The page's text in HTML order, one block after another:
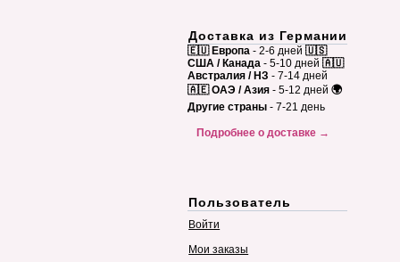
Доставка из Германии
🇪🇺 Европа - 2-6 дней 🇺🇸
США / Канада - 5-10 дней 🇦🇺
Австралия / НЗ - 7-14 дней
🇦🇪 ОАЭ / Азия - 5-12 дней 🌍
Другие страны - 7-21 день
Подробнее о доставке →
Пользователь
Войти
Мои заказы